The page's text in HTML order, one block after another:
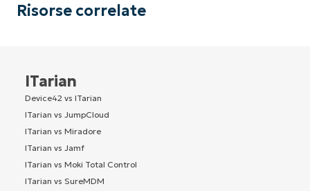
Risorse correlate
ITarian
Device42 vs ITarian
ITarian vs JumpCloud
ITarian vs Miradore
ITarian vs Jamf
ITarian vs Moki Total Control
ITarian vs SureMDM